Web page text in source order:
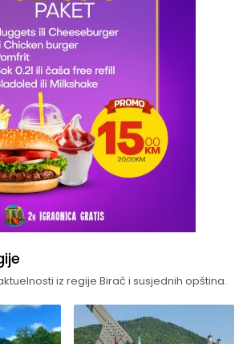
iz regije Birač i susjednih opština.